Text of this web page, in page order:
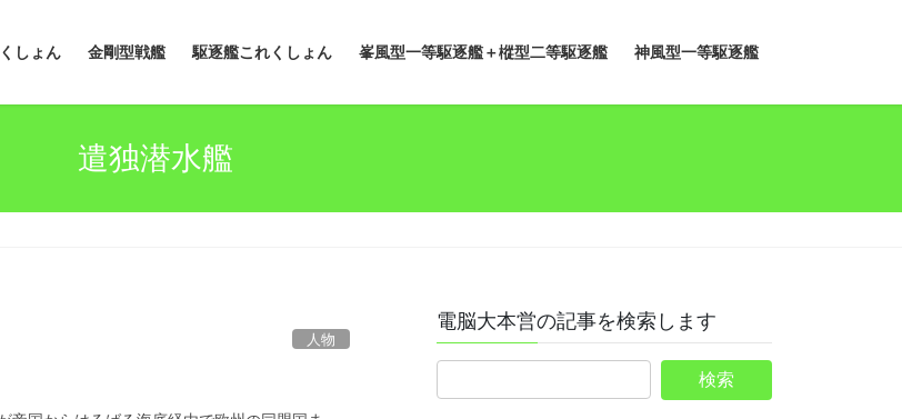
しょん 金剛型戦艦 駆逐艦これくしょん 峯風型一等駆逐艦＋樅型二等駆逐艦 神風型一等駆逐艦
遣独潜水艦
人物
電脳大本営の記事を検索します